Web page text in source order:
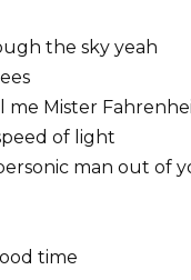
the sky yeah
me Mister
of light
man out of
time